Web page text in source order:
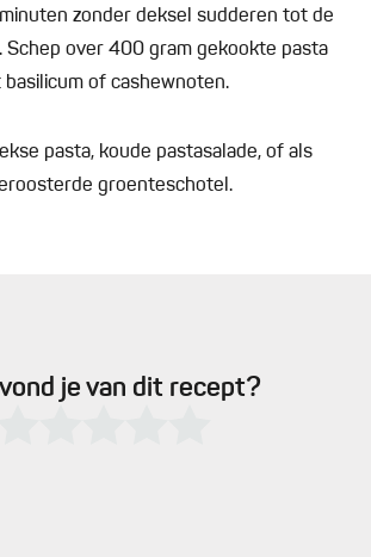
zonder deksel sudderen tot de
Schep over 400 gram gekookte pasta
of cashewnoten.
pasta, koude pastasalade, of als
groenteschotel.
je van dit recept?